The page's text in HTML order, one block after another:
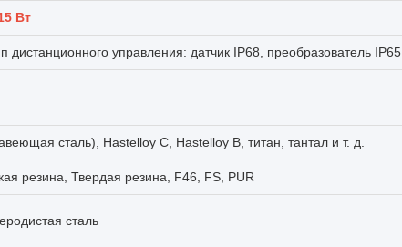
Вт
дистанционного управления: датчик IP68, преобразователь IP65.
сталь), Hastelloy C, Hastelloy B, титан, тантал и т. д.
резина, Твердая резина, F46, FS, PUR
сталь